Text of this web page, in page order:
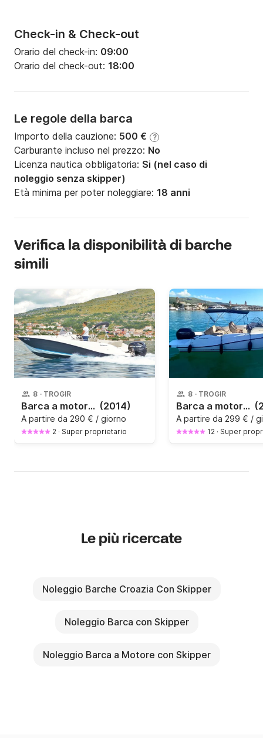
Check-in & Check-out
Orario del check-in: 09:00
Orario del check-out: 18:00
Le regole della barca
Importo della cauzione: 500 € ?
Carburante incluso nel prezzo: No
Licenza nautica obbligatoria: Si (nel caso di
noleggio senza skipper)
Età minima per poter noleggiare: 18 anni
Verifica la disponibilità di barche
simili
8 · TROGIR
Barca a motore QUICKSILVER 675 Activ Open 150CV (2014)
A partire da 290 € / giorno
2 · Super proprietario
8 · TROGIR
Barca a motore Quicksilver Activ 675 Open 7.25m 150CV
A partire da 299 € /
12 · Super
Le più ricercate
Noleggio Barche Croazia Con Skipper
Noleggio Barca con Skipper
Noleggio Barca a Motore con Skipper